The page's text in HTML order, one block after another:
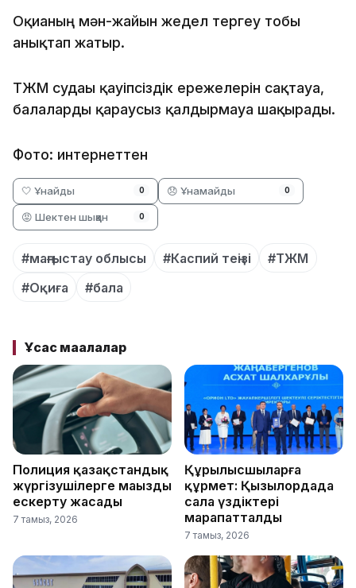
Оқиғаның мән-жайын жедел тергеу тобы
анықтап жатыр.
ТЖМ судағы қауіпсіздік ережелерін сақтауға,
балаларды қараусыз қалдырмауға шақырады.
Фото: интернеттен
🤍 Ұнайды 0 😞 Ұнамайды 0
😡 Шектен шыққан 0
#маңғыстау облысы #Каспий теңізі
#ТЖМ
#Оқиға
#бала
Ұқсас мақалалар
Полиция қазақстандық
жүргізушілерге маңызды
ескерту жасады
7 тамыз, 2026
Құрылысшыларға
құрмет: Қызылордада
сала үздіктері
марапатталды
7 тамыз, 2026